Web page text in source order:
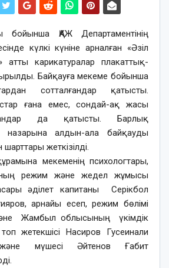
ҚАЖ Департаментінің
күлкі күніне арналған «Әзіл
карикатуралар плакаттық-
Байқауға мекеме бойынша
сотталғандар қатысты.
ғана емес, сондай-ақ жасы
да қатысты. Барлық
назарына алдын-ала байқауды
шарттары жеткізілді.
мекеменің психологтары,
режим және жедел жұмысы
әділет капитаны Серікбол
арнайы есеп, режим бөлімі
Жамбыл облысының үкімдік
жетекшісі Насиров Гусеинали
мүшесі Әйтенов Ғабит